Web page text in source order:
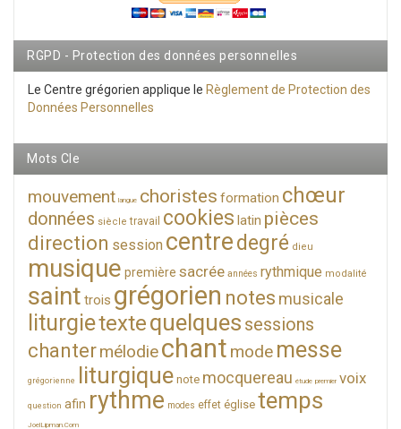
RGPD - Protection des données personnelles
Le Centre grégorien applique le Règlement de Protection des
Données Personnelles
Mots Cle
mouvement langue choristes formation chœur
données siècle travail cookies latin pièces
direction session centredegré dieu
musique première sacrée années rythmique modalité
saint trois grégorien notes musicale
liturgietextequelques sessions
chantermélodiechant mode messe
grégorienne liturgique note mocquereau étude premier voix
question afin rythme modes effet église temps
JoelLipman.Com